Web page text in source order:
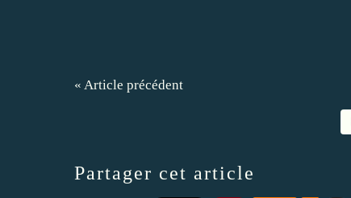
« Article précédent
Partager cet article